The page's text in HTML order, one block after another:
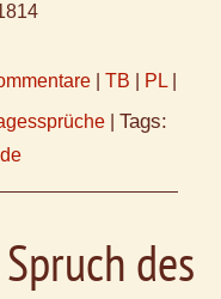
TB PL
Tags:
des